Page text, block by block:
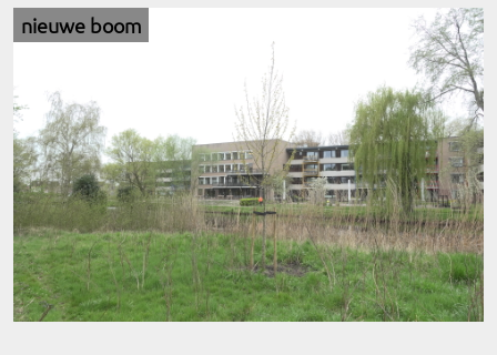
nieuwe boom